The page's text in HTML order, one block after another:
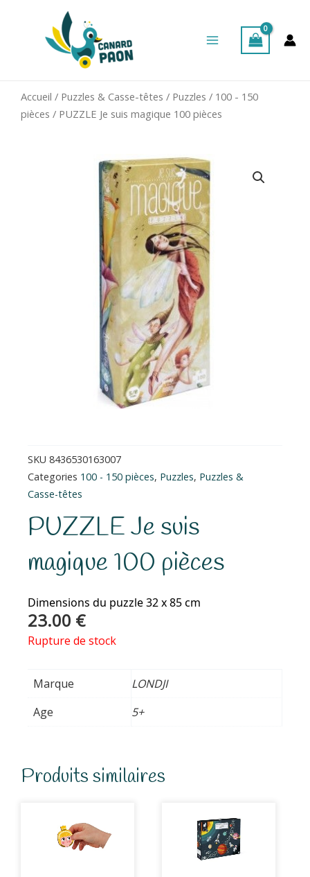
Menu
Accueil / Puzzles & Casse-têtes / Puzzles / 100 - 150
pièces / PUZZLE Je suis magique 100 pièces
SKU 8436530163007
Categories 100 - 150 pièces, Puzzles, Puzzles &
Casse-têtes
PUZZLE Je suis
magique 100 pièces
Dimensions du puzzle 32 x 85 cm
23.00 €
Rupture de stock
Marque
LONDJI
Age
5+
Produits similaires